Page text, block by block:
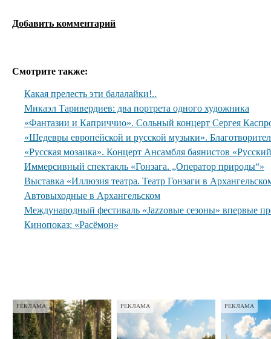
Добавить комментарий
Смотрите также:
Какая прелесть эти балалайки!..
Микаэл Таривердиев: два портрета одного художника
«Фантазии и Каприччио». Сольный концерт Сергея
«Шедевры европейской и русской музыки».
«Русская мозаика». Концерт Ансамбля баянистов
Иммерсивный спектакль «Гонзага. „Оператор природы“»
Выставка «Иллюзия театра. Театр Гонзаги в
Автовыходные в Архангельском
Международный фестиваль «Jazzовые сезоны» впервые
Кинопоказ: «Расёмон»
РЕКЛАМА РЕКЛАМА РЕКЛАМА